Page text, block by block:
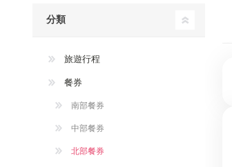
分類
旅遊行程
餐券
南部餐券
中部餐券
北部餐券